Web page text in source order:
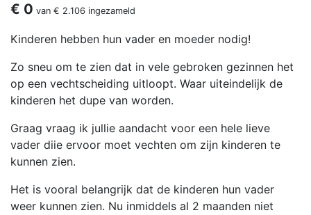
€ 0 van € 2.106 ingezameld
Kinderen hebben hun vader en moeder nodig!
Zo sneu om te zien dat in vele gebroken gezinnen het
op een vechtscheiding uitloopt. Waar uiteindelijk de
kinderen het dupe van worden.
Graag vraag ik jullie aandacht voor een hele lieve
vader diie ervoor moet vechten om zijn kinderen te
kunnen zien.
Het is vooral belangrijk dat de kinderen hun vader
weer kunnen zien. Nu inmiddels al 2 maanden niet